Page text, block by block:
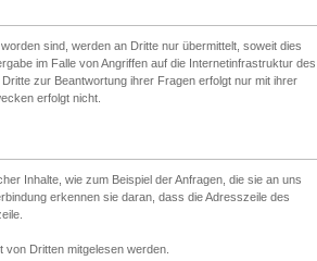
sind, werden an Dritte nur übermittelt, soweit dies
im Falle von Angriffen auf die Internetinfrastruktur des
zur Beantwortung ihrer Fragen erfolgt nur mit ihrer
erfolgt nicht.
Inhalte, wie zum Beispiel der Anfragen, die sie an uns
erkennen sie daran, dass die Adresszeile des
Dritten mitgelesen werden.